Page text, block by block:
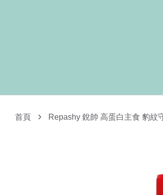
首頁 › Repashy 銳帥 高蛋白主食 豹紋